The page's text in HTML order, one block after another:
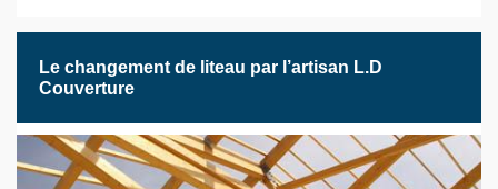
Le changement de liteau par l’artisan L.D
Couverture